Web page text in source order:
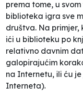
prema tome, u
biblioteka igra sve
društva. Na primjer,
ići u biblioteku po
relativno davnim
galopirajućim
na Internetu, ili ću
Interneta).